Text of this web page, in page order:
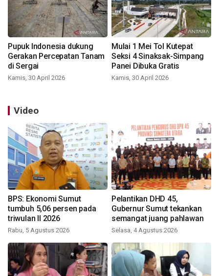
Pupuk Indonesia dukung
Gerakan Percepatan Tanam
di Sergai
Kamis, 30 April 2026
Mulai 1 Mei Tol Kutepat
Seksi 4 Sinaksak-Simpang
Panei Dibuka Gratis
Kamis, 30 April 2026
Video
BPS: Ekonomi Sumut
tumbuh 5,06 persen pada
triwulan II 2026
Rabu, 5 Agustus 2026
Pelantikan DHD 45,
Gubernur Sumut tekankan
semangat juang pahlawan
Selasa, 4 Agustus 2026